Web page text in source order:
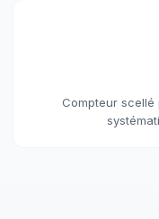
Compteur scellé